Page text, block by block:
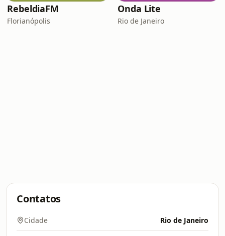
RebeldiaFM
Florianópolis
Onda Lite
Rio de Janeiro
Contatos
Cidade Rio de Janeiro